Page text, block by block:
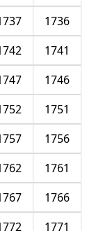
1736
1741
1746
1751
1756
1761
1766
1771